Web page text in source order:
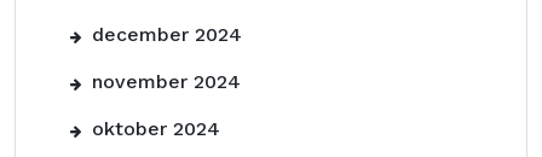
december 2024
november 2024
oktober 2024